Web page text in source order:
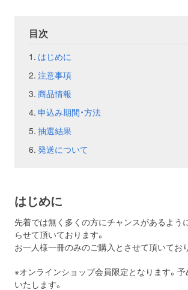
目次
はじめに
注意事項
商品情報
申込み期間・方法
抽選結果
発送について
はじめに
先着では無く多くの方にチャンスがあるよう
らせて頂いております。
お一人様一冊のみのご購入とさせて頂いてお
※オンラインショップ会員限定となります。
いたします。
フェア
会社概要
お問い合わせ